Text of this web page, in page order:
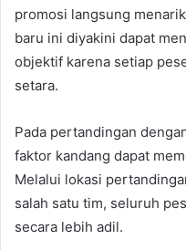
promosi langsung
baru ini diyakini dapat
objektif karena setiap
setara.
Pada pertandingan
faktor kandang dapat
Melalui lokasi
salah satu tim, seluruh
secara lebih adil.